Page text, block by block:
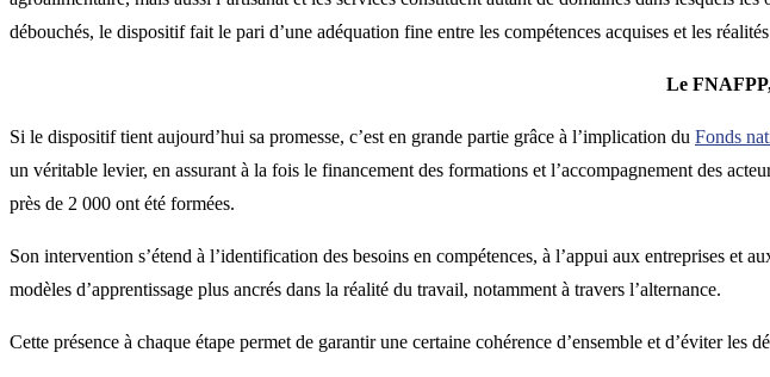
débouchés, le dispositif fait le pari d’une adéquation fine entre les compétences acquises et les
Le
Si le dispositif tient aujourd’hui sa promesse, c’est en grande partie grâce à l’implication du Fonds
un véritable levier, en assurant à la fois le financement des formations et l’accompagnement des
près de 2 000 ont été formées.
Son intervention s’étend à l’identification des besoins en compétences, à l’appui aux entreprises
modèles d’apprentissage plus ancrés dans la réalité du travail, notamment à travers l’alternance.
Cette présence à chaque étape permet de garantir une certaine cohérence d’ensemble et d’éviter les